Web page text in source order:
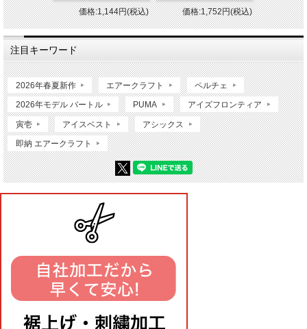
価格:1,144円(税込) 価格:1,752円(税込)
注目キーワード
2026年春夏新作 エアークラフト ペルチェ
2026年モデル バートル PUMA アイズフロンティア
寅壱 アイスベスト アシックス
即納 エアークラフト